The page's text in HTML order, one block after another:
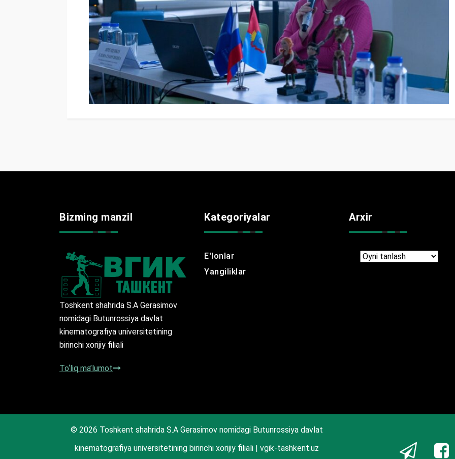
Bizming manzil
Toshkent shahrida S.A Gerasimov
nomidagi Butunrossiya davlat
kinematografiya universitetining
birinchi xorijiy filiali
To‘liq ma’lumot
Kategoriyalar
E'lonlar
Yangiliklar
Arxir
Arxir
© 2026 Toshkent shahrida S.A Gerasimov nomidagi Butunrossiya davlat
kinematografiya universitetining birinchi xorijiy filiali | vgik-tashkent.uz